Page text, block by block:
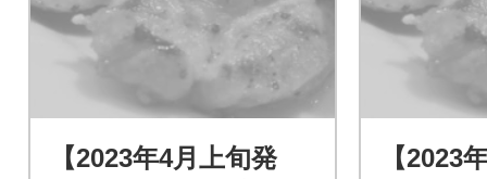
【2023年4月上旬発
【2023